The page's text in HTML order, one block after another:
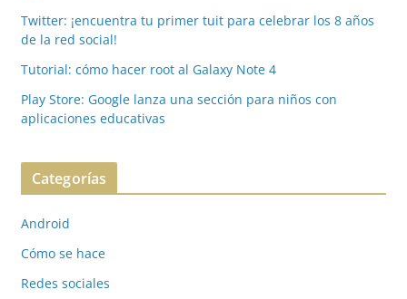
Twitter: ¡encuentra tu primer tuit para celebrar los 8 años
de la red social!
Tutorial: cómo hacer root al Galaxy Note 4
Play Store: Google lanza una sección para niños con
aplicaciones educativas
Categorías
Android
Cómo se hace
Redes sociales